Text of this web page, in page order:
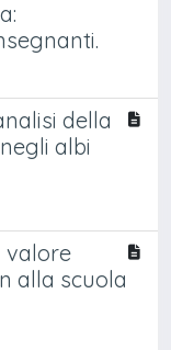
della
albi
valore
alla scuola